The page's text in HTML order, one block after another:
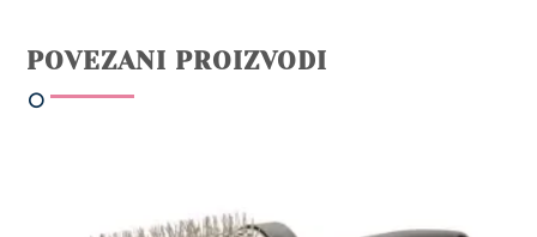
POVEZANI PROIZVODI